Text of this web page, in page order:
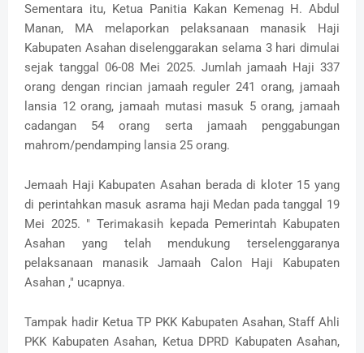
Sementara itu, Ketua Panitia Kakan Kemenag H. Abdul
Manan, MA melaporkan pelaksanaan manasik Haji
Kabupaten Asahan diselenggarakan selama 3 hari dimulai
sejak tanggal 06-08 Mei 2025. Jumlah jamaah Haji 337
orang dengan rincian jamaah reguler 241 orang, jamaah
lansia 12 orang, jamaah mutasi masuk 5 orang, jamaah
cadangan 54 orang serta jamaah penggabungan
mahrom/pendamping lansia 25 orang.
Jemaah Haji Kabupaten Asahan berada di kloter 15 yang
di perintahkan masuk asrama haji Medan pada tanggal 19
Mei 2025. " Terimakasih kepada Pemerintah Kabupaten
Asahan yang telah mendukung terselenggaranya
pelaksanaan manasik Jamaah Calon Haji Kabupaten
Asahan ," ucapnya.
Tampak hadir Ketua TP PKK Kabupaten Asahan, Staff Ahli
PKK Kabupaten Asahan, Ketua DPRD Kabupaten Asahan,